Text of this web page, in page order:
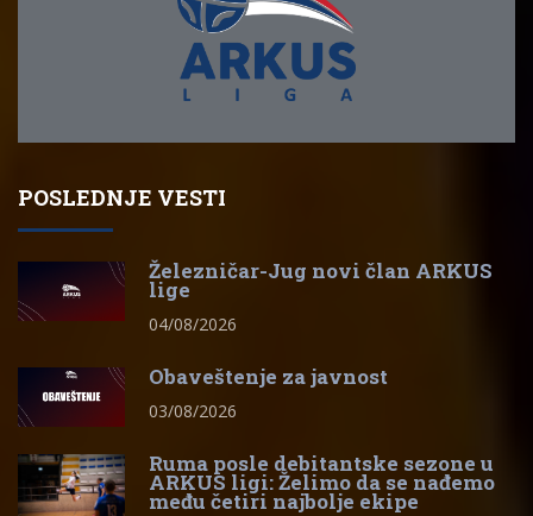
POSLEDNJE VESTI
Železničar-Jug novi član ARKUS
lige
04/08/2026
Obaveštenje za javnost
03/08/2026
Ruma posle debitantske sezone u
ARKUS ligi: Želimo da se nađemo
među četiri najbolje ekipe